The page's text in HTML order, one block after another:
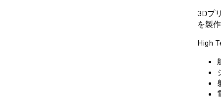
3Dプ
を製
High